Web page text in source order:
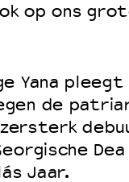
op ons
Yana
de
Dea
Jaar.